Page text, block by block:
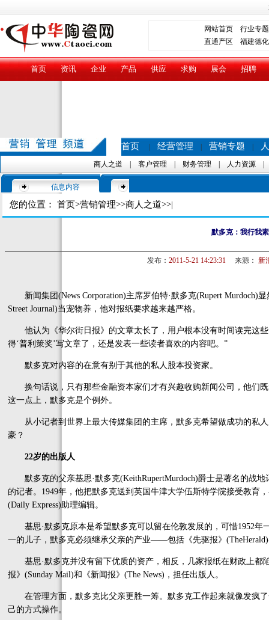
网站首页
行业专题
直通产区 福建德化
首页 资讯 企业 产品 供应 求购 展会 招聘
首页 经营管理 营销专题
商人之道 客户管理 财务管理 人力资源
信息内容
您的位置： 首页>营销管理>>商人之道>>|
默多克：我行我素
发布： 2011-5-21 14:23:31 来源： 新
新闻集团(News Corporation)主席罗伯特·默多克(Rupert Murdoch)
Street Journal)当宠物养，他对报纸要求越来越严格。
他认为《华尔街日报》的文章太长了，用户根本没有时间读完这些
得‘普利策奖’写文章了，还是发表一些读者喜欢的内容吧。”
默多克对内容的在意有别于其他的私人股本投资家。
换句话说，只有那些金融资本家们才有兴趣收购新闻公司，他们
这一点上，默多克是个例外。
从小记者到世界上最大传媒集团的主席，默多克希望做成功的私
豪？
22岁的出版人
默多克的父亲基思·默多克(KeithRupertMurdoch)爵士是著名的战
的记者。1949年，他把默多克送到英国牛津大学伍斯特学院接受教
(Daily Express)助理编辑。
基思·默多克原本是希望默多克可以留在伦敦发展的，可惜1952年
一的儿子，默多克必须继承父亲的产业——包括《先驱报》
基思·默多克并没有留下优质的资产，相反，几家报纸在财政上都
报》(Sunday Mail)和《新闻报》(The News)，担任出版人。
在管理方面，默多克比父亲更胜一筹。默多克工作起来就像发疯
己的方式操作。